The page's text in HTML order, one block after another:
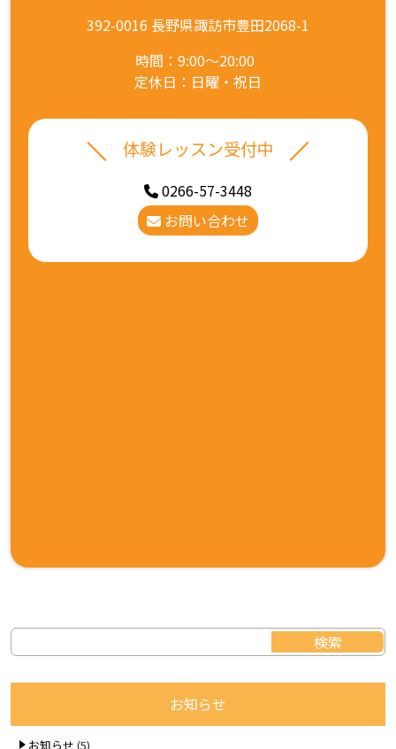
392-0016 長野県諏訪市豊田2068-1
時間：9:00～20:00
定休日：日曜・祝日
体験レッスン受付中
0266-57-3448
お問い合わせ
お知らせ
お知らせ (5)